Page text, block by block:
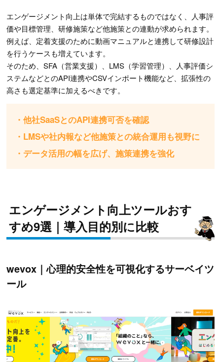
エンゲージメント向上は単体で完結するものではなく、人事評
価や目標管理、研修施策など他施策との連動が求められます。
例えば、定着支援のために動画マニュアルと連携して研修設計
を行うケースも増えています。
そのため、SFA（営業支援）、LMS（学習管理）、人事評価シ
ステムなどとのAPI連携やCSVインポート機能など、拡張性の
高さも選定基準に加えるべきです。
・他社SaaSとのAPI連携可否を確認
・LMSや社内報など他施策との統合運用も視野に
・データ活用の幅を広げ、施策連携を強化
エンゲージメント向上ツールおす
すめ9選｜導入目的別に比較
wevox｜心理的安全性を可視化するサーベイツ
ール